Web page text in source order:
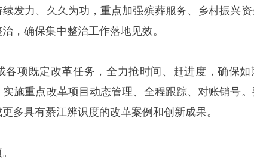
发力、久久为功，重点加强殡葬服务、乡村振兴
，确保集中整治工作落地见效。
各项既定改革任务，全力抢时间、赶进度，确保如
施重点改革项目动态管理、全程跟踪、对账销号
多具有綦江辨识度的改革案例和创新成果。